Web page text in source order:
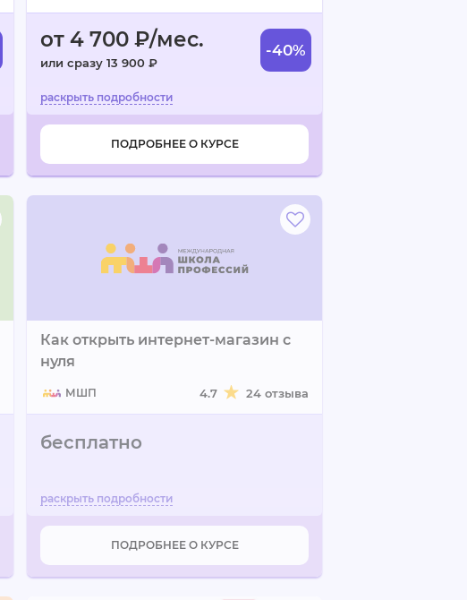
от 4 700 ₽/мес.
или сразу 13 900 ₽
-40%
ПОДРОБНЕЕ О КУРСЕ
Как открыть интернет-магазин с
нуля
МШП 4.7 24 отзыва
бесплатно
ПОДРОБНЕЕ О КУРСЕ